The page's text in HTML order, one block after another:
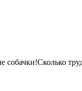
собачки!Сколько